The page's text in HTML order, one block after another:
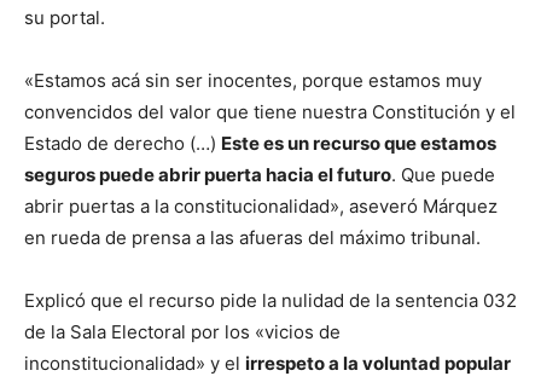
su portal.
«Estamos acá sin ser inocentes, porque estamos muy
convencidos del valor que tiene nuestra Constitución y el
Estado de derecho (…) Este es un recurso que estamos
seguros puede abrir puerta hacia el futuro. Que puede
abrir puertas a la constitucionalidad», aseveró Márquez
en rueda de prensa a las afueras del máximo tribunal.
Explicó que el recurso pide la nulidad de la sentencia 032
de la Sala Electoral por los «vicios de
inconstitucionalidad» y el irrespeto a la voluntad popular